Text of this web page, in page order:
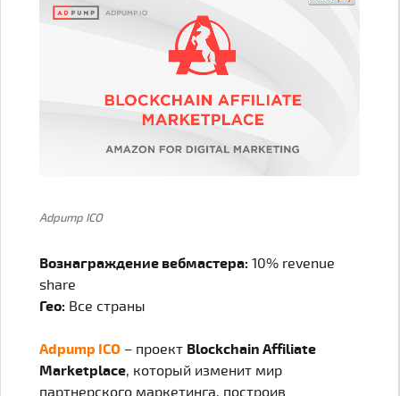
Adpump ICO
Вознаграждение вебмастера: 10% revenue
share
Гео: Все страны
Adpump ICO– проект Blockchain Affiliate
Marketplace, который изменит мир
партнерского маркетинга, построив